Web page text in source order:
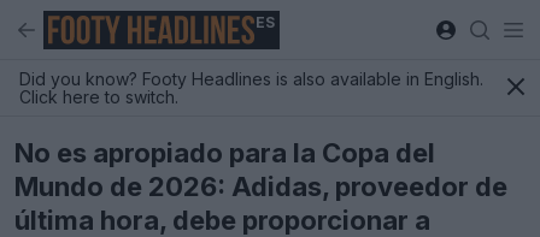
ES
Did you know? Footy Headlines is also available in English.
Click here to switch.
No es apropiado para la Copa del
Mundo de 2026: Adidas, proveedor de
última hora, debe proporcionar a